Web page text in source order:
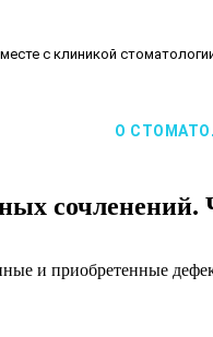
с клиникой
О
сочленений.
и приобретенные